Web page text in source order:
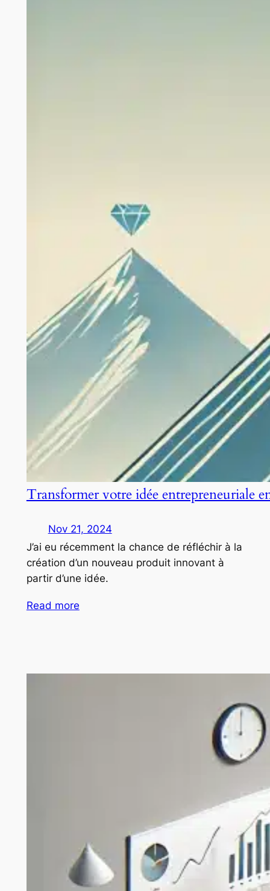
Transformer votre idée entrepreneuriale
Nov 21, 2024
J’ai eu récemment la chance de réfléchir à la
création d’un nouveau produit innovant à
partir d’une idée.
Read more